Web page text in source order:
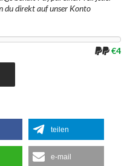
du direkt auf unser Konto
€4
teilen
e-mail